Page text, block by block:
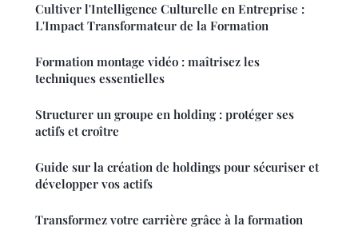
Cultiver l'Intelligence Culturelle en Entreprise :
L'Impact Transformateur de la Formation
Formation montage vidéo : maîtrisez les
techniques essentielles
Structurer un groupe en holding : protéger ses
actifs et croître
Guide sur la création de holdings pour sécuriser et
développer vos actifs
Transformez votre carrière grâce à la formation